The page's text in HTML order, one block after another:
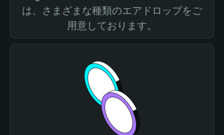
は、さまざまな種類のエアドロップをご
用意しております。